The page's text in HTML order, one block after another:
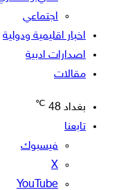
اجتماعي
اخبار اقليمية ودولية
اصدارات ادبية
مقالات
بغداد 48
℃
تابعنا
فيسبوك
‫X
‫YouTube